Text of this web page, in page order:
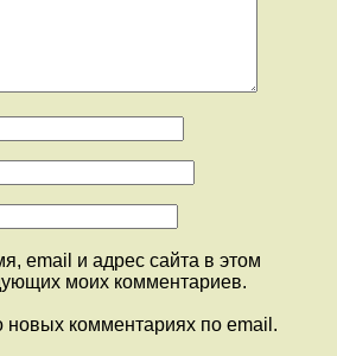
email и адрес сайта в этом
моих комментариев.
новых комментариях по email.